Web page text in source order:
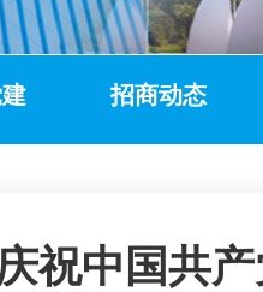
招商动态
祝中国共